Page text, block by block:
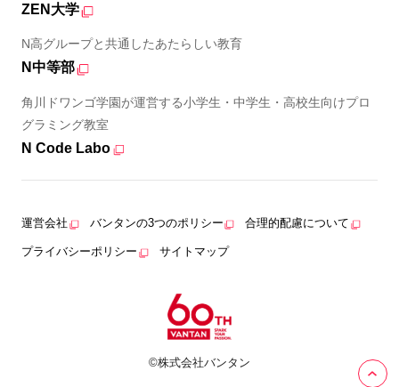
ZEN大学
N高グループと共通したあたらしい教育
N中等部
角川ドワンゴ学園が運営する小学生・中学生・高校生向けプロ
グラミング教室
N Code Labo
運営会社 バンタンの3つのポリシー 合理的配慮について
プライバシーポリシー サイトマップ
©株式会社バンタン